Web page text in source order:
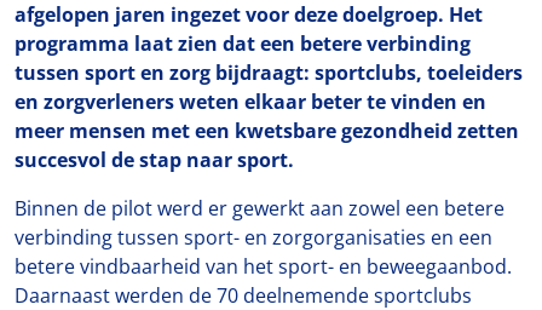
afgelopen jaren ingezet voor deze doelgroep. Het
programma laat zien dat een betere verbinding
tussen sport en zorg bijdraagt: sportclubs, toeleiders
en zorgverleners weten elkaar beter te vinden en
meer mensen met een kwetsbare gezondheid zetten
succesvol de stap naar sport.
Binnen de pilot werd er gewerkt aan zowel een betere
verbinding tussen sport- en zorgorganisaties en een
betere vindbaarheid van het sport- en beweegaanbod.
Daarnaast werden de 70 deelnemende sportclubs